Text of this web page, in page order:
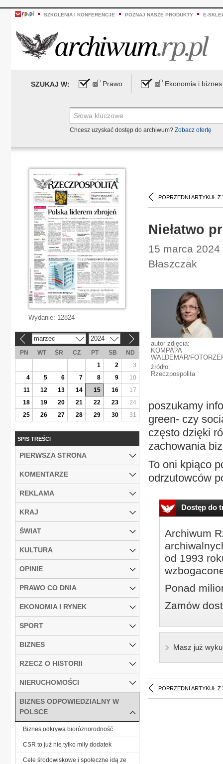
SZKOLENIA I KONFERENCJE POZNAJ NASZE PRODUKTY E-
SZUKAJ W: Prawo Ekonomia i biznes
Chcesz uzyskać dostęp do archiwum? Zobacz ofertę
POPRZEDNI ARTYKUŁ Z
Niełatwo
15 marca
Błaszczak
autor zdjęcia:
KOMPA?A
WALDEMAR/
źródło:
Rzeczpospolita
poszukamy
green- czy
często dzięki
zachowania
To oni kpiąco
odrzutowców
Dostęp do
Archiwum
od 1993
Ponad
Zamów
Masz już
POPRZEDNI ARTYKUŁ Z
Wydanie: 12824
marzec 2024
PN WT ŚR CZ PT SB
ND
1
2
3
4
5 6 7 8 9
10
11
12 13 14 15 16
17
18
19 20 21 22 23
24
25
26 27 28 29 30 31
SPIS TREŚCI
PIERWSZA STRONA
KOMENTARZE
REKLAMA
KRAJ
ŚWIAT
KULTURA
OPINIE
PRAWO CO DNIA
EKONOMIA I RYNEK
SPORT
BIZNES
RZECZ O HISTORII
NIERUCHOMOŚCI
BIZNES ODPOWIEDZIALNY W
POLSCE
Biznes odkrywa bioróżnorodność
CSR to już nie tylko miły dodatek
Cele środowiskowe i społeczne idą ze